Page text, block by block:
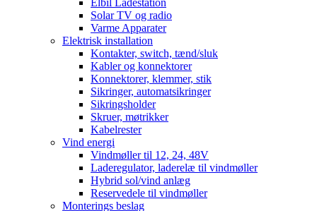
Elbil Ladestation
Solar TV og radio
Varme Apparater
Elektrisk installation
Kontakter, switch, tænd/sluk
Kabler og konnektorer
Konnektorer, klemmer, stik
Sikringer, automatsikringer
Sikringsholder
Skruer, møtrikker
Kabelrester
Vind energi
Vindmøller til 12, 24, 48V
Laderegulator, laderelæ til vindmøller
Hybrid sol/vind anlæg
Reservedele til vindmøller
Monterings beslag